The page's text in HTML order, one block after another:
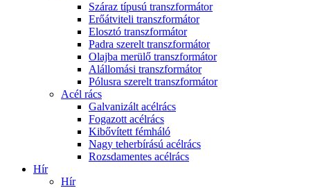
Száraz típusú transzformátor
Erőátviteli transzformátor
Elosztó transzformátor
Padra szerelt transzformátor
Olajba merülő transzformátor
Alállomási transzformátor
Pólusra szerelt transzformátor
Acél rács
Galvanizált acélrács
Fogazott acélrács
Kibővített fémháló
Nagy teherbírású acélrács
Rozsdamentes acélrács
Hír
Hír